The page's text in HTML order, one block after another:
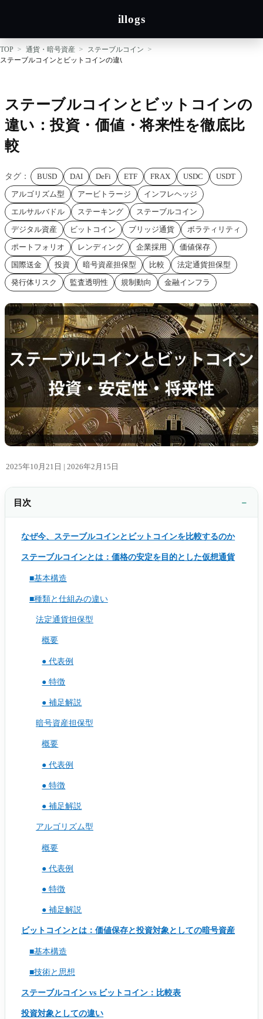
illogs
TOP 通貨・暗号資産
ステーブルコイン
ステーブルコインとビットコインの違い：投資・価値・将来性を徹底比較
ステーブルコインとビットコインの
違い：投資・価値・将来性を徹底比
較
タグ： BUSD DAI DeFi ETF FRAX USDC
USDT
アルゴリズム型
アービトラージ
インフレヘッジ
エルサルバドル
ステーキング
ステーブルコイン
デジタル資産
ビットコイン ブリッジ通貨
ボラティリティ
ポートフォリオ
レンディング 企業採用
価値保存
国際送金
投資 暗号資産担保型 比較
法定通貨担保型
発行体リスク
監査透明性 規制動向 金融インフラ
2025年10月21日 | 2026年2月15日
目次
なぜ今、ステーブルコインとビットコインを比較するのか
ステーブルコインとは：価格の安定を目的とした仮想通貨
■基本構造
■種類と仕組みの違い
法定通貨担保型
概要
● 代表例
● 特徴
● 補足解説
暗号資産担保型
概要
● 代表例
● 特徴
● 補足解説
アルゴリズム型
概要
● 代表例
● 特徴
● 補足解説
ビットコインとは：価値保存と投資対象としての暗号資産
■基本構造
■技術と思想
ステーブルコイン vs ビットコイン：比較表
投資対象としての違い